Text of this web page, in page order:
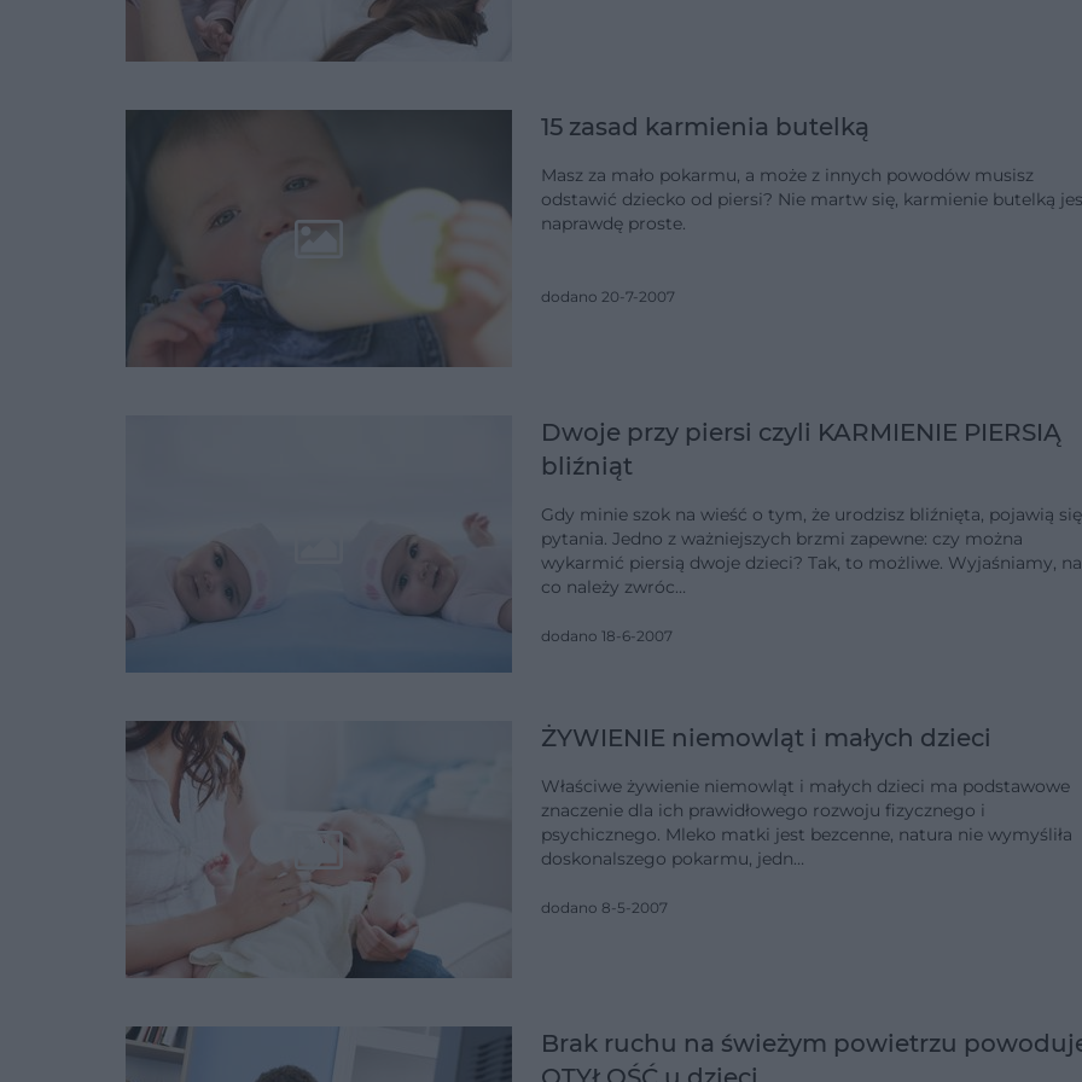
15 zasad karmienia butelką
Masz za mało pokarmu, a może z innych powodów musisz
odstawić dziecko od piersi? Nie martw się, karmienie butelką
naprawdę proste.
dodano 20-7-2007
Dwoje przy piersi czyli KARMIENIE PIERSIĄ
bliźniąt
Gdy minie szok na wieść o tym, że urodzisz bliźnięta, pojawią się
pytania. Jedno z ważniejszych brzmi zapewne: czy można
wykarmić piersią dwoje dzieci? Tak, to możliwe. Wyjaśniamy, na
co należy zwróc…
dodano 18-6-2007
ŻYWIENIE niemowląt i małych dzieci
Właściwe żywienie niemowląt i małych dzieci ma podstawowe
znaczenie dla ich prawidłowego rozwoju fizycznego i
psychicznego. Mleko matki jest bezcenne, natura nie wymyśliła
doskonalszego pokarmu, jedn…
dodano 8-5-2007
Brak ruchu na świeżym powietrzu